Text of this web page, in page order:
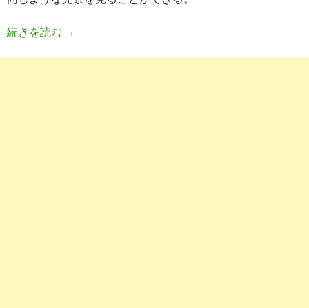
続きを読む さくらとハーレーパンアメリカ
→